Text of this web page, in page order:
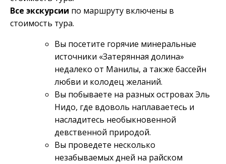
Все экскурсии по маршруту включены в
стоимость тура.
Вы посетите горячие минеральные
источники «Затерянная долина»
недалеко от Манилы, а также бассейн
любви и колодец желаний.
Вы побываете на разных островах Эль
Нидо, где вдоволь наплаваетесь и
насладитесь необыкновенной
девственной природой.
Вы проведете несколько
незабываемых дней на райском